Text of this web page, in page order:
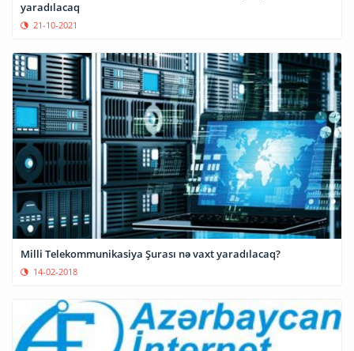
yaradılacaq
21-10-2021
Milli Telekommunikasiya Şurası nə vaxt yaradılacaq?
14-02-2018